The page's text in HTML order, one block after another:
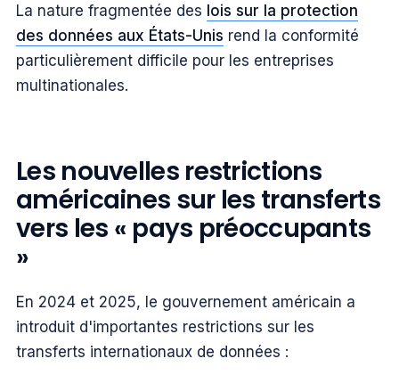
La nature fragmentée des lois sur la protection
des données aux États-Unis rend la conformité
particulièrement difficile pour les entreprises
multinationales.
Les nouvelles restrictions
américaines sur les transferts
vers les « pays préoccupants
»
En 2024 et 2025, le gouvernement américain a
introduit d'importantes restrictions sur les
transferts internationaux de données :